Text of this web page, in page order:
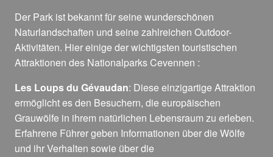
Der Park ist bekannt für seine wunderschönen
Naturlandschaften und seine zahlreichen Outdoor-
Aktivitäten. Hier einige der wichtigsten touristischen
Attraktionen des Nationalparks Cevennen :
Les Loups du Gévaudan: Diese einzigartige Attraktion
ermöglicht es den Besuchern, die europäischen
Grauwölfe in ihrem natürlichen Lebensraum zu erleben.
Erfahrene Führer geben Informationen über die Wölfe
und ihr Verhalten sowie über die